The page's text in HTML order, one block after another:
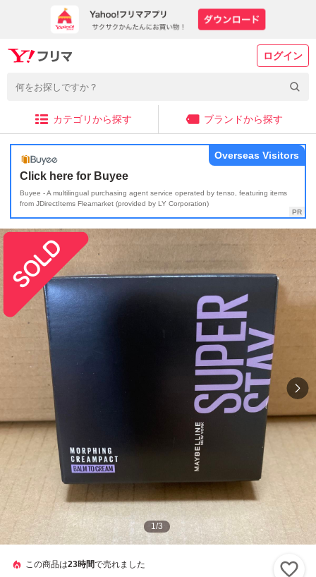
ログイン
カテゴリから探す ブランドから探す
Click here for Buyee
Buyee - A multilingual purchasing agent service operated by tenso, featuring items
from JDirectItems Fleamarket (provided by LY Corporation)
Overseas Visitors
1/3
この商品は23時間で売れました